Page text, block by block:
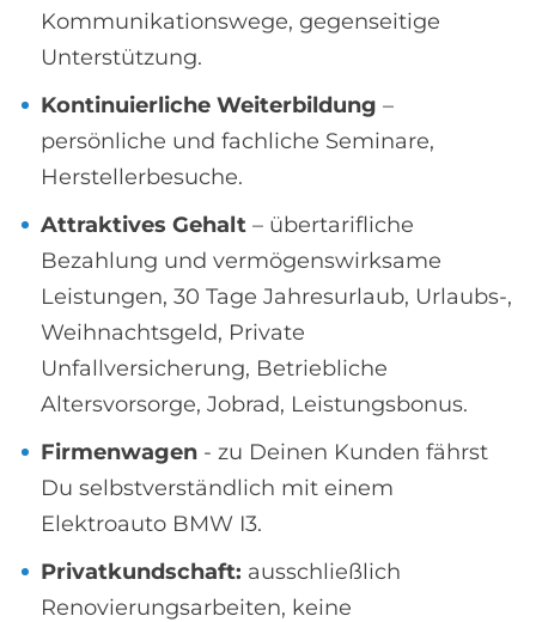
Kommunikationswege, gegenseitige
Unterstützung.
Kontinuierliche Weiterbildung –
persönliche und fachliche Seminare,
Herstellerbesuche.
Attraktives Gehalt – übertarifliche
Bezahlung und vermögenswirksame
Leistungen, 30 Tage Jahresurlaub, Urlaubs-,
Weihnachtsgeld, Private
Unfallversicherung, Betriebliche
Altersvorsorge, Jobrad, Leistungsbonus.
Firmenwagen - zu Deinen Kunden fährst
Du selbstverständlich mit einem
Elektroauto BMW I3.
Privatkundschaft: ausschließlich
Renovierungsarbeiten, keine